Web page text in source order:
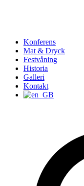
Konferens
Mat & Dryck
Festvåning
Historia
Galleri
Kontakt